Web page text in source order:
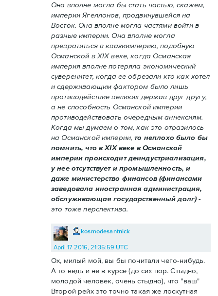
Она вполне могла бы стать частью, скажем,
империи Ягеллонов, продвинувшейся на
Восток. Она вполне могла частями войти в
разные империи. Она вполне могла
превратиться в квазиимперию, подобную
Османской в XIX веке, когда Османская
империя вполне потеряла экономический
суверенитет, когда ее обрезали кто как хотел
и сдерживающим фактором было лишь
противодействие великих держав друг другу,
а не способность Османской империи
противодействовать очередным аннексиям.
Когда мы думаем о том, как это отразилось
на Османской империи,то неплохо было бы
помнить, что в XIX веке в Османской
империи происходит деиндустриализация,
у нее отсутствует и промышленность, и
даже министерство финансов (финансами
заведовала иностранная администрация,
обслуживающая государственный долг)-
это тоже перспектива.
kosmodesantnick
April 17 2016, 21:35:59 UTC
Ох, милый мой, вы бы почитали чего-нибудь.
А то ведь и не в курсе (до сих пор. Стыдно,
молодой человек, очень стыдно), что "ваш"
Второй рейх это точно такая же лоскутная